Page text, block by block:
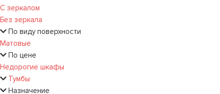
С зеркалом
Без зеркала
По виду поверхности
Матовые
По цене
Недорогие шкафы
Тумбы
Назначение